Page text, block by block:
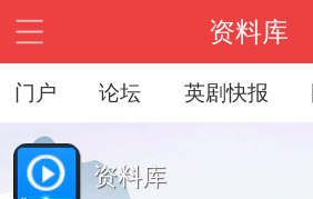
资料库
门户 论坛 英剧快报
资料库